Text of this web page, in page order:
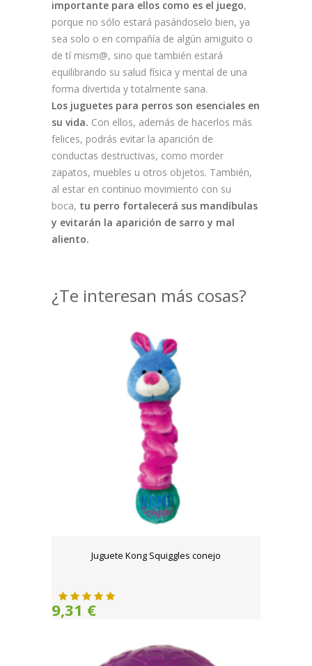
importante para ellos como es el juego,
porque no sólo estará pasándoselo bien, ya
sea solo o en compañía de algún amiguito o
de tí mism@, sino que también estará
equilibrando su salud física y mental de una
forma divertida y totalmente sana.
Los juguetes para perros son esenciales en
su vida. Con ellos, además de hacerlos más
felices, podrás evitar la aparición de
conductas destructivas, como morder
zapatos, muebles u otros objetos. También,
al estar en continuo movimiento con su
boca, tu perro fortalecerá sus mandíbulas
y evitarán la aparición de sarro y mal
aliento.
¿Te interesan más cosas?
Juguete Kong Squiggles conejo
9,31 €